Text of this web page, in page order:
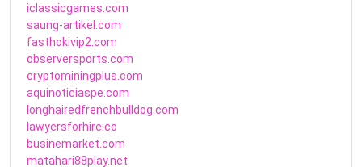
iclassicgames.com
saung-artikel.com
fasthokivip2.com
observersports.com
cryptominingplus.com
aquinoticiaspe.com
longhairedfrenchbulldog.com
lawyersforhire.co
businemarket.com
matahari88play.net